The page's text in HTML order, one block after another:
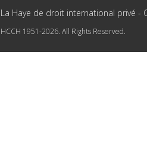
Haye de droit international privé
1951-2026. All Rights Reserved.